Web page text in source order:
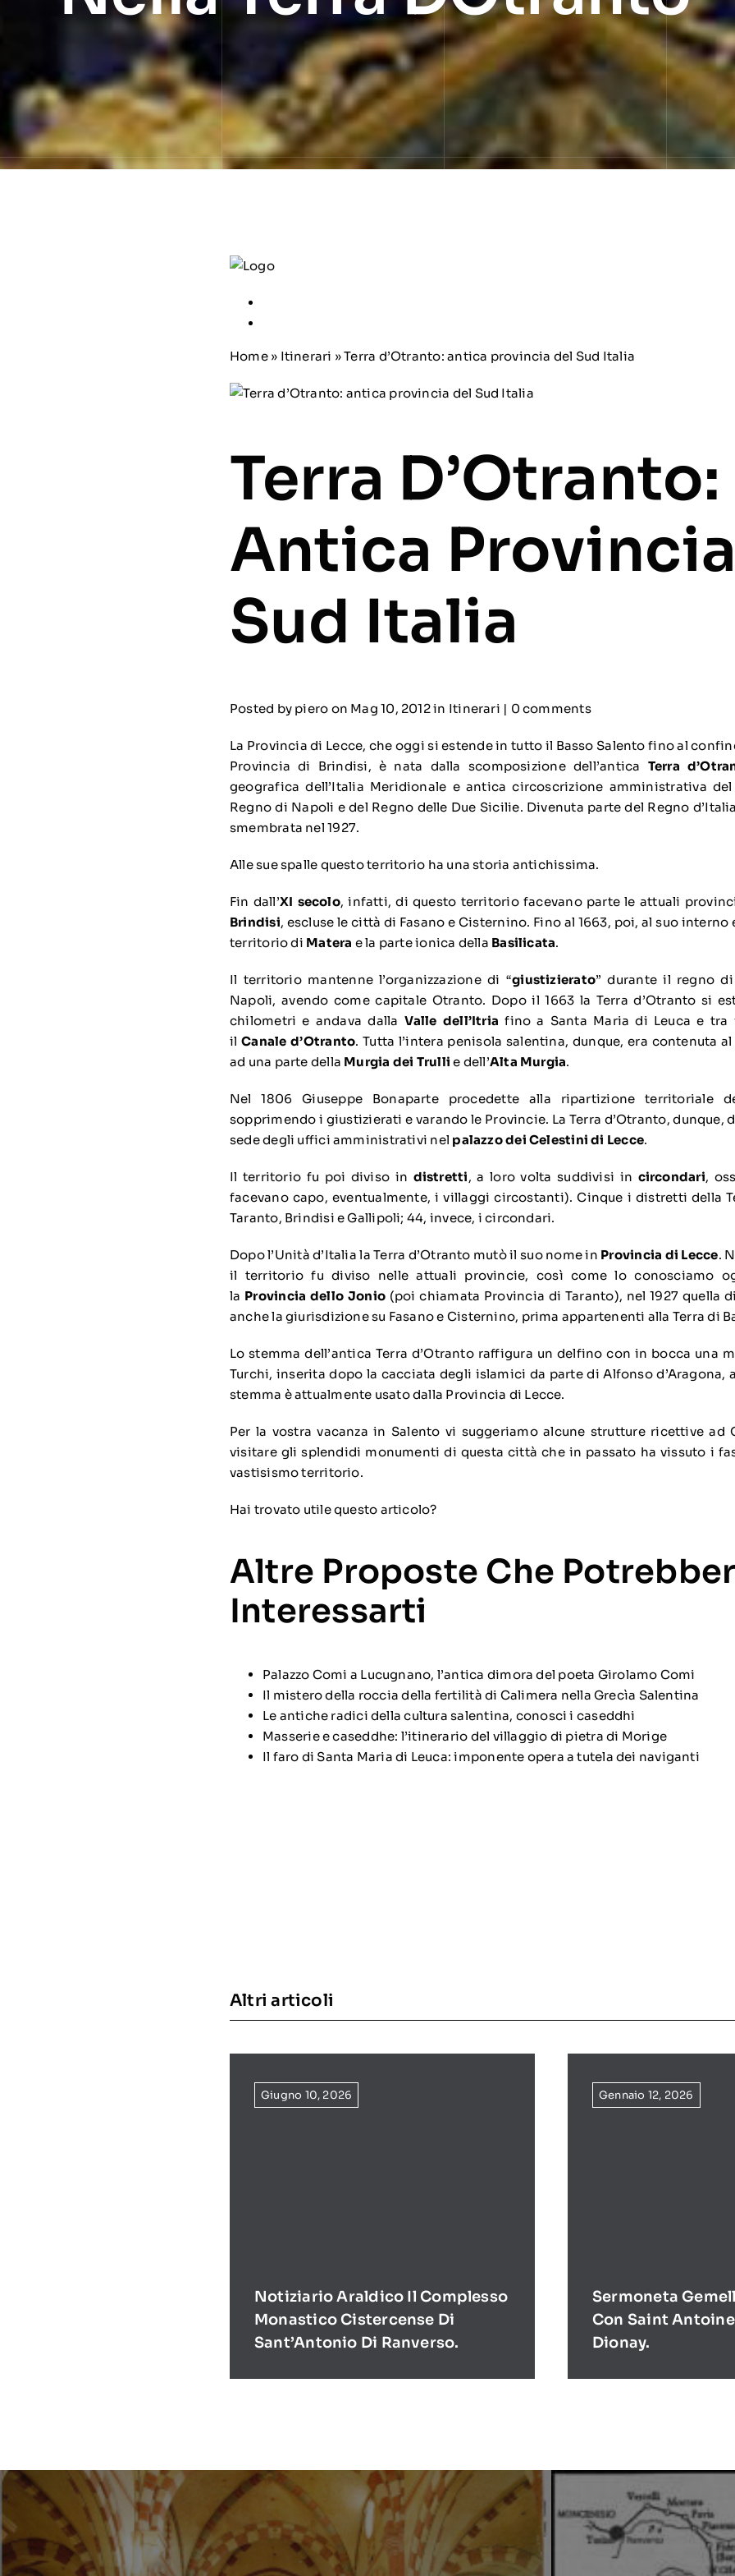
Home» Itinerari » Terra d’Otranto: antica provincia del Sud Italia
Terra D’Otranto:
Antica
Sud Italia
Posted by piero on Mag 10, 2012 in Itinerari | 0 comments
La Provincia di Lecce, che oggi si estende in tutto il Basso Salento fino al
Provincia di Brindisi, è nata dalla scomposizione dell’antica Terra
geografica dell’Italia Meridionale e antica circoscrizione amministrativa
Regno di Napoli e del Regno delle Due Sicilie. Divenuta parte del Regno
smembrata nel 1927.
Alle sue spalle questo territorio ha una storia antichissima.
Fin dall’XI secolo, infatti, di questo territorio facevano parte le attuali
Brindisi, escluse le città di Fasano e Cisternino. Fino al 1663, poi, al suo
territorio di Matera e la parte ionica della Basilicata.
Il territorio mantenne l’organizzazione di “giustizierato” durante il regno
Napoli, avendo come capitale Otranto. Dopo il 1663 la Terra d’Otranto si
chilometri e andava dalla Valle dell’Itria fino a Santa Maria di Leuca e
ilCanale d’Otranto. Tutta l’intera penisola salentina, dunque, era contenuta
ad una parte della Murgia dei Trulli e dell’Alta Murgia.
Nel 1806Giuseppe Bonaparteprocedette alla ripartizione territoriale
sopprimendo i giustizierati e varando le Provincie. La Terra d’Otranto, dunque,
sede degli uffici amministrativi nel palazzo dei Celestini di Lecce.
Il territorio fu poi diviso in distretti, a loro volta suddivisi in circondari,
facevano capo, eventualmente, i villaggi circostanti). Cinque i distretti della
Taranto, Brindisi e Gallipoli; 44, invece, i circondari.
Dopo l’Unità d’Italia la Terra d’Otranto mutò il suo nome in Provincia di Lecce.
il territorio fu diviso nelle attuali provincie, così come lo conosciamo
la Provincia dello Jonio(poi chiamata Provincia di Taranto), nel 1927 quella
anche la giurisdizione su Fasano e Cisternino, prima appartenenti alla Terra di
Lo stemma dell’antica Terra d’Otranto raffigura un delfino con in bocca una
Turchi, inserita dopo la cacciata degli islamici da parte di Alfonso d’Aragona,
stemma è attualmente usato dalla Provincia di Lecce.
Per la vostra vacanza in Salento vi suggeriamoalcune strutture ricettive ad
visitare gli splendidi monumenti di questa città che in passato ha vissuto i
vastisismo territorio.
Hai trovato utile questo articolo?
Altre Proposte Che
Interessarti
Palazzo Comi a Lucugnano, l’antica dimora del poeta Girolamo Comi
Il mistero della roccia della fertilità di Calimera nella Grecìa Salentina
Le antiche radici della cultura salentina, conosci i caseddhi
Masserie e caseddhe: l’itinerario del villaggio di pietra di Morige
Il faro di Santa Maria di Leuca: imponente opera a tutela dei naviganti
Altri articoli
Giugno 10, 2026
Notiziario Araldico Il Complesso
Monastico Cistercense Di
Sant’Antonio Di Ranverso.
Gennaio 12, 2026
Sermoneta
Con Saint Antoine
Dionay.